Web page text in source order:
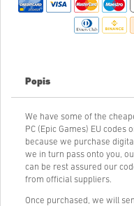
Popis
We have some of the
PC (Epic Games) EU
because we purchase
we in turn pass onto you,
can be rest assured our
from official suppliers.
Once purchased, we will